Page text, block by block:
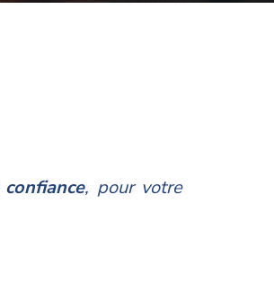
confiance, pour votre